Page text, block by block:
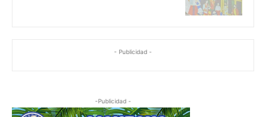
- Publicidad -
-Publicidad -